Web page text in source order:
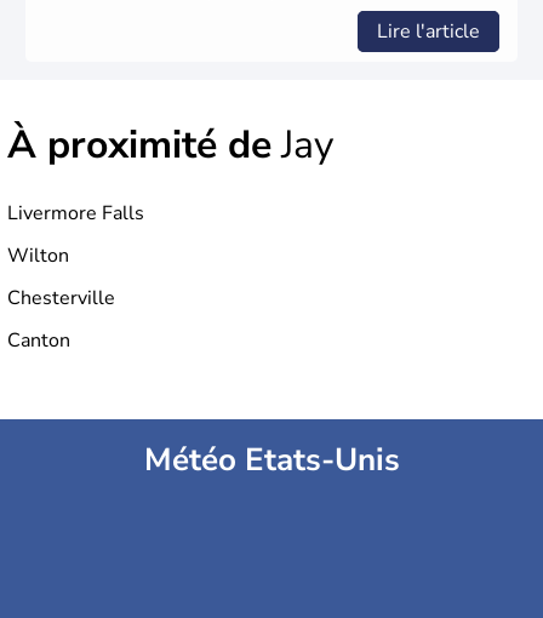
Lire l'article
À proximité deJay
Livermore Falls
Wilton
Chesterville
Canton
Météo Etats-Unis